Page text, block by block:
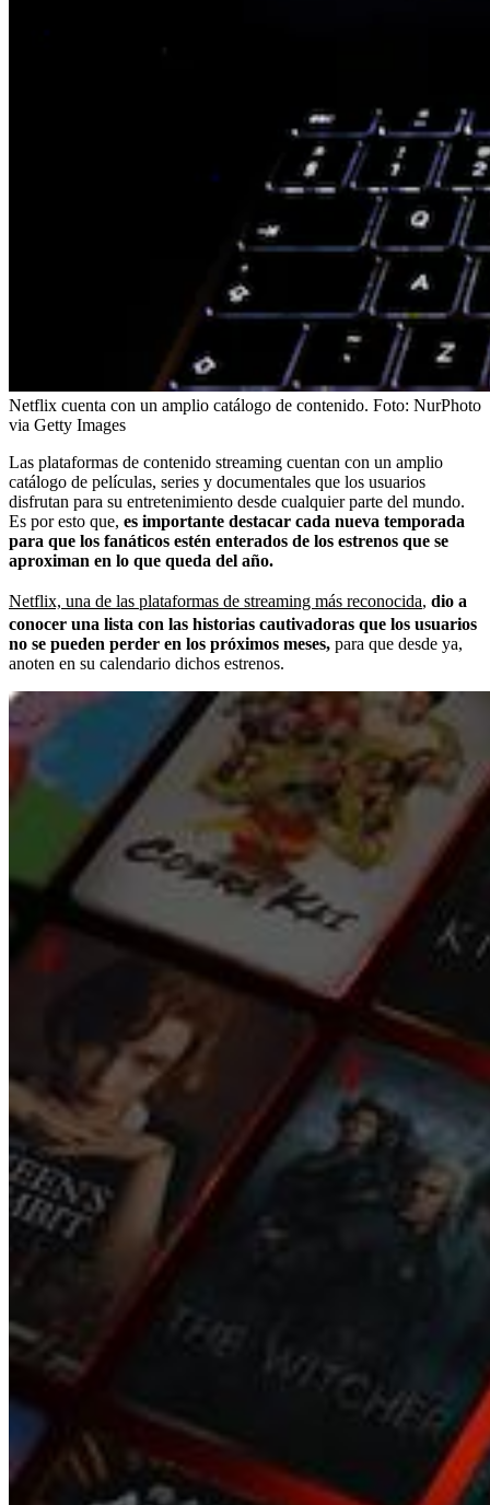
Netflix cuenta con un amplio catálogo de contenido. Foto: NurPhoto
via Getty Images
Las plataformas de contenido streaming cuentan con un amplio
catálogo de películas, series y documentales que los usuarios
disfrutan para su entretenimiento desde cualquier parte del mundo.
Es por esto que, es importante destacar cada nueva temporada
para que los fanáticos estén enterados de los estrenos que se
aproximan en lo que queda del año.
Netflix, una de las plataformas de streaming más reconocida, dio a
conocer una lista con las historias cautivadoras que los usuarios
no se pueden perder en los próximos meses, para que desde ya,
anoten en su calendario dichos estrenos.